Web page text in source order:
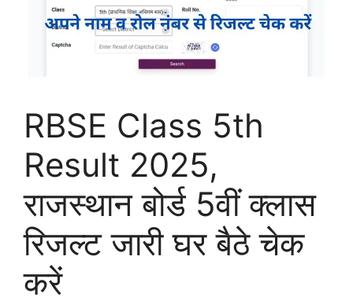
RBSE Class 5th
Result 2025,
राजस्थान बोर्ड 5वीं क्लास
रिजल्ट जारी घर बैठे चेक
करें